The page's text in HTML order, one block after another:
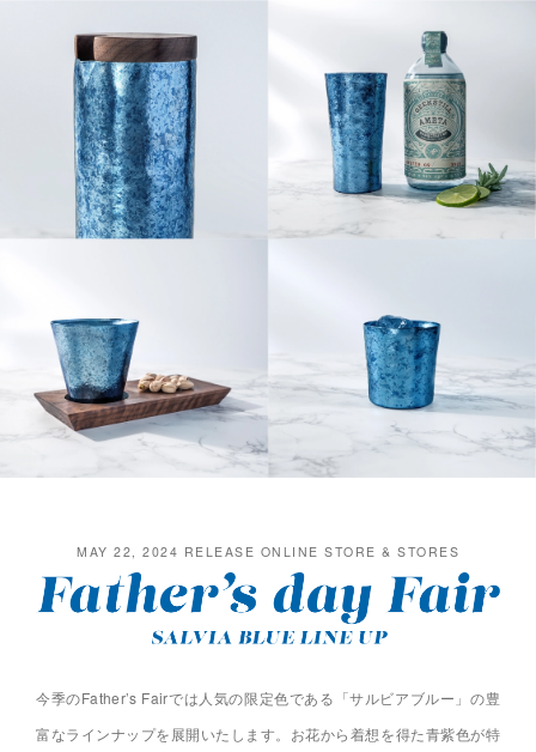
MAY 22, 2024 RELEASE ONLINE STORE & STORES
今季のFather’s Fairでは人気の限定色である「サルビアブルー」の豊
富なラインナップを展開いたします。 お花から着想を得た青紫色が特